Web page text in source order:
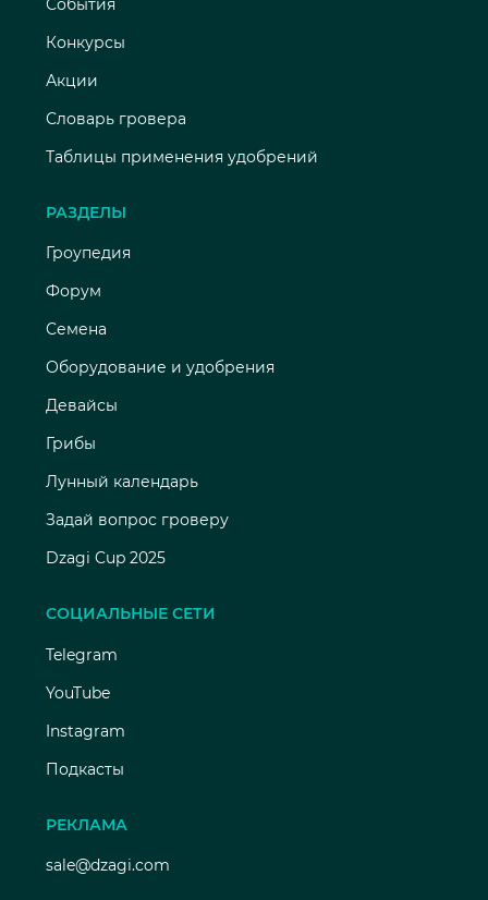
События
Конкурсы
Акции
Словарь гровера
Таблицы применения удобрений
РАЗДЕЛЫ
Гроупедия
Форум
Семена
Оборудование и удобрения
Девайсы
Грибы
Лунный календарь
Задай вопрос гроверу
Dzagi Cup 2025
СОЦИАЛЬНЫЕ СЕТИ
Telegram
YouTube
Instagram
Подкасты
РЕКЛАМА
sale@dzagi.com